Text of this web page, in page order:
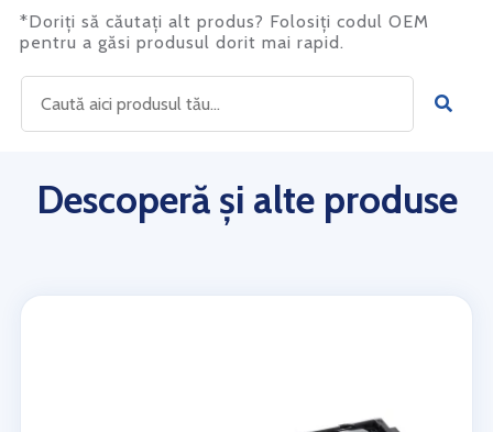
*Doriți să căutați alt produs? Folosiți codul OEM
pentru a găsi produsul dorit mai rapid.
Descoperă și alte produse